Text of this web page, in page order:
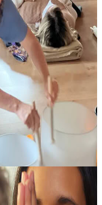
Emma Leigh
profondamente
distenderti e
immersivo crea uno